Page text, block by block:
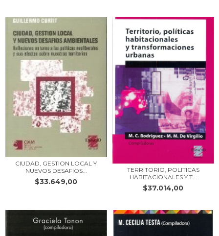
CIUDAD, GESTION LOCAL Y
NUEVOS DESAFIOS...
$33.649,00
TERRITORIO, POLITICAS
HABITACIONALES Y T...
$37.014,00